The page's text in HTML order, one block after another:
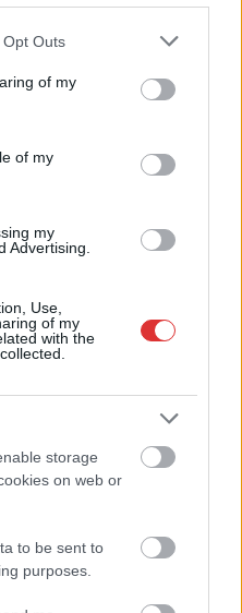
uses one or more Google
behaviour. You may click to
and its third-party tags to
purposes in below Google
Outs
of my
of my
my
Advertising.
Use,
of my
with the
storage
on web or
to be sent to
purposes.
, , , ,
története –
ellensége
történet és videó, ahol
mutatja meg a
szavazatvásárlás
(részben) rejtett és
érezte, ez tarthatatlan
Ezt a riportot is a
,cigányok ,
,róma szavazatvásárlás